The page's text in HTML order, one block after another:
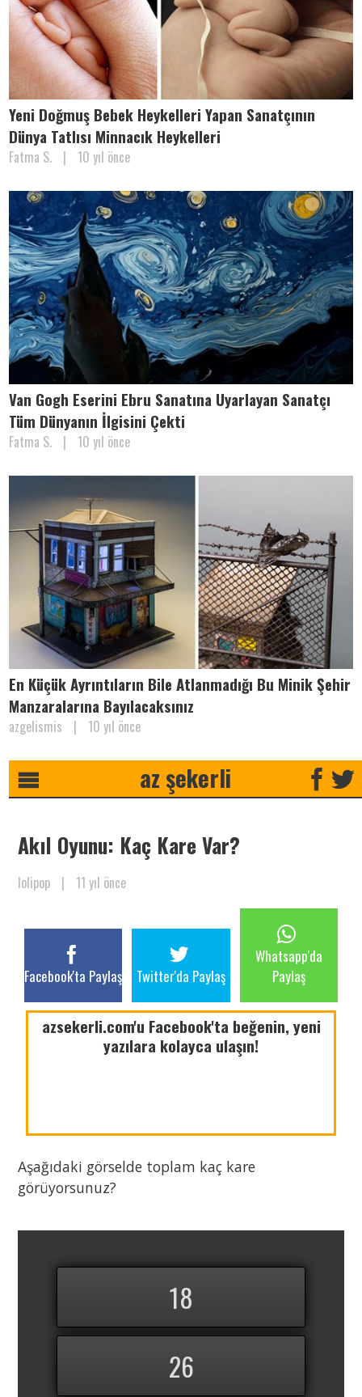
Yeni Doğmuş Bebek Heykelleri Yapan Sanatçının
Dünya Tatlısı Minnacık Heykelleri
Fatma S. | 10 yıl önce
Van Gogh Eserini Ebru Sanatına Uyarlayan Sanatçı
Tüm Dünyanın İlgisini Çekti
Fatma S. | 10 yıl önce
En Küçük Ayrıntıların Bile Atlanmadığı Bu Minik Şehir
Manzaralarına Bayılacaksınız
azgelismis | 10 yıl önce
az şekerli
Akıl Oyunu: Kaç Kare Var?
lolipop | 11 yıl önce
Facebook'ta Paylaş Twitter'da Paylaş
Whatsapp'da
Paylaş
azsekerli.com'u Facebook'ta beğenin, yeni
yazılara kolayca ulaşın!
Aşağıdaki görselde toplam kaç kare
görüyorsunuz?
Paylaş
18
26